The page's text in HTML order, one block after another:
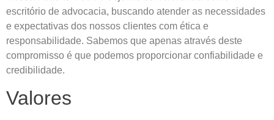
escritório de advocacia, buscando atender as necessidades
e expectativas dos nossos clientes com ética e
responsabilidade. Sabemos que apenas através deste
compromisso é que podemos proporcionar confiabilidade e
credibilidade.
Valores